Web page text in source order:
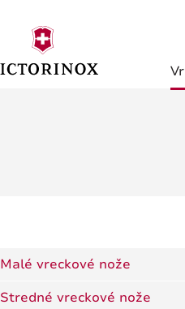
Malé vreckové nože
Stredné vreckové nože